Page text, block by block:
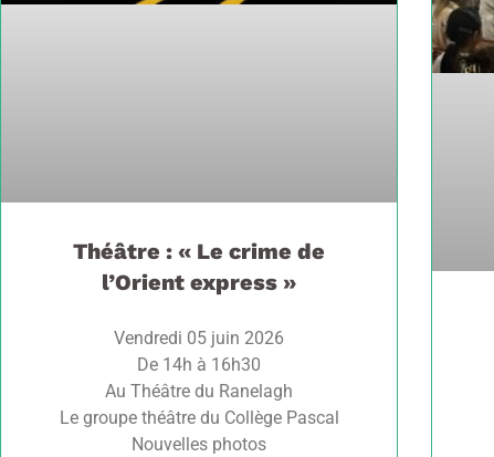
Théâtre : « Le crime de
l’Orient express »
Vendredi 05 juin 2026
De 14h à 16h30
Au Théâtre du Ranelagh
Le groupe théâtre du Collège Pascal
Nouvelles photos